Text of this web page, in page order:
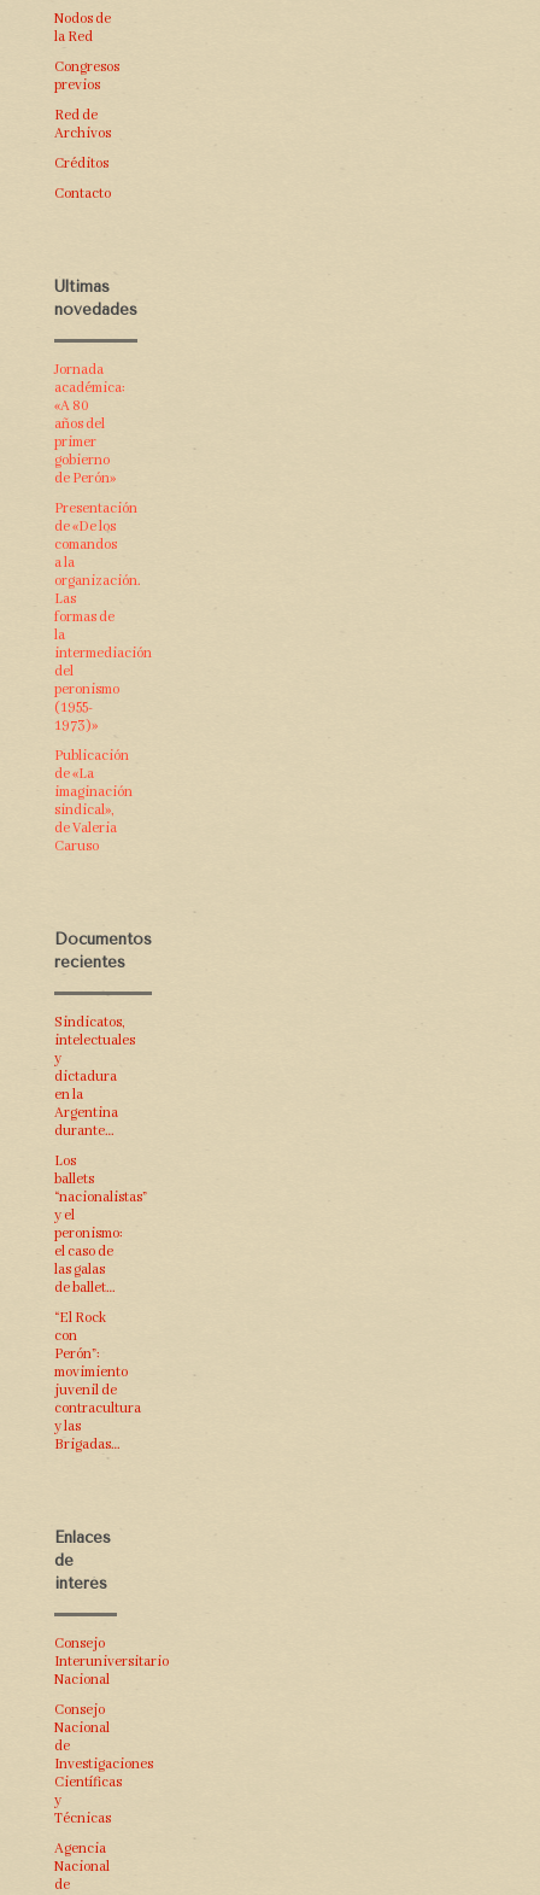
Nodos de
la Red
Congresos
previos
Red de
Archivos
Créditos
Contacto
Últimas
novedades
Jornada
académica:
«A 80
años del
primer
gobierno
de Perón»
Presentación
de «De los
comandos
a la
organización.
Las
formas de
la
intermediación
del
peronismo
(1955-
1973)»
Publicación
de «La
imaginación
sindical»,
de Valeria
Caruso
Documentos
recientes
Sindicatos,
intelectuales
y
dictadura
en la
Argentina
durante…
Los
ballets
“nacionalistas”
y el
peronismo:
el caso de
las galas
de ballet…
“El Rock
con
Perón”:
movimiento
juvenil de
contracultura
y las
Brigadas…
Enlaces
de
interés
Consejo
Interuniversitario
Nacional
Consejo
Nacional
de
Investigaciones
Científicas
y
Técnicas
Agencia
Nacional
de